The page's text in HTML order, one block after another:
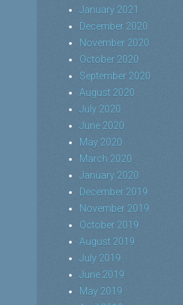
January 2021
December 2020
November 2020
October 2020
September 2020
August 2020
July 2020
June 2020
May 2020
March 2020
January 2020
December 2019
November 2019
October 2019
August 2019
July 2019
June 2019
May 2019